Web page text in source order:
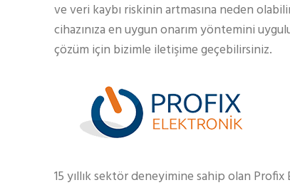
ve veri kaybı riskinin artmasına neden
cihazınıza en uygun onarım yöntemini
çözüm için bizimle iletişime geçebilirsiniz.
15 yıllık sektör deneyimine sahip olan